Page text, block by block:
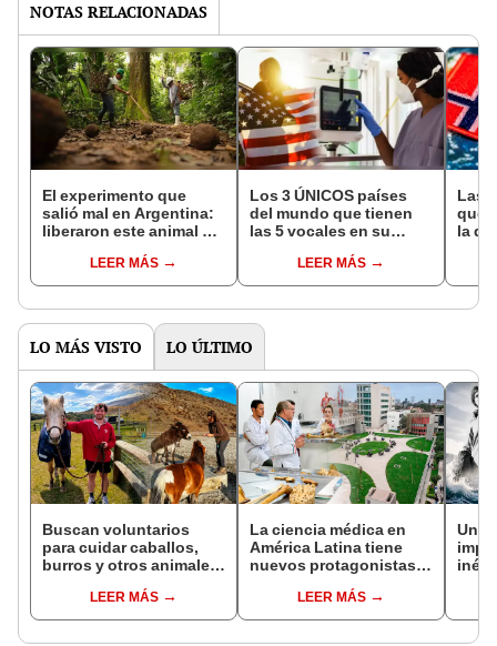
NOTAS RELACIONADAS
El experimento que
salió mal en Argentina:
liberaron este animal y
bosques milenarios de
la Patagonia
LEER MÁS
Los 3 ÚNICOS países
del mundo que tienen
las 5 vocales en su
con unoLEER MÁS
Las
que
la de
LO MÁS VISTO LO ÚLTIMO
Buscan voluntarios
para cuidar caballos,
burros y otros animales
Zelanda: ofrecerán
alojamiento gratis
LEER MÁS
La ciencia médica en
América Latina tiene
nuevos protagonistas:
universidades mejor
posicionadas por QS
LEER MÁS
Un